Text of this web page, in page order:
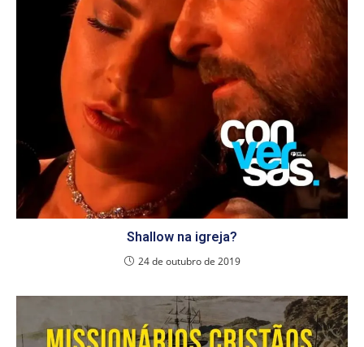
Shallow na igreja?
24 de outubro de 2019